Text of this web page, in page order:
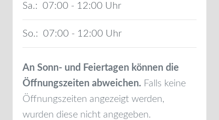
Sa.: 07:00 - 12:00
So.: 07:00 - 12:00
An Sonn- und Feiertagen können die
Öffnungszeiten abweichen. Falls keine
Öffnungszeiten angezeigt werden,
wurden diese nicht angegeben.